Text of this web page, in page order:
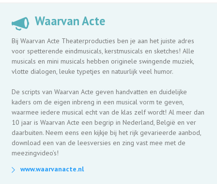
Waarvan Acte
Bij Waarvan Acte Theaterproducties ben je aan het juiste adres
voor spetterende eindmusicals, kerstmusicals en sketches! Alle
musicals en mini musicals hebben originele swingende muziek,
vlotte dialogen, leuke typetjes en natuurlijk veel humor.
De scripts van Waarvan Acte geven handvatten en duidelijke
kaders om de eigen inbreng in een musical vorm te geven,
waarmee iedere musical echt van de klas zelf wordt! Al meer dan
10 jaar is Waarvan Acte een begrip in Nederland, België en ver
daarbuiten. Neem eens een kijkje bij het rijk gevarieerde aanbod,
download een van de leesversies en zing vast mee met de
meezingvideo’s!
www.waarvanacte.nl